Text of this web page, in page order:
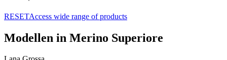
RESETAccess wide range of products
Modellen in Merino Superiore